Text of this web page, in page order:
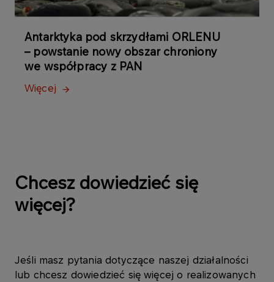
Antarktyka pod skrzydłami ORLENU
– powstanie nowy obszar chroniony
we współpracy z PAN
Więcej
Chcesz dowiedzieć się
więcej?
Jeśli masz pytania dotyczące naszej działalności
lub chcesz dowiedzieć się więcej o realizowanych